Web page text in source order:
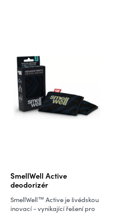
SmellWell Active
deodorizér
SmellWell™ Active je švédskou
inovací - vynikající řešení pro